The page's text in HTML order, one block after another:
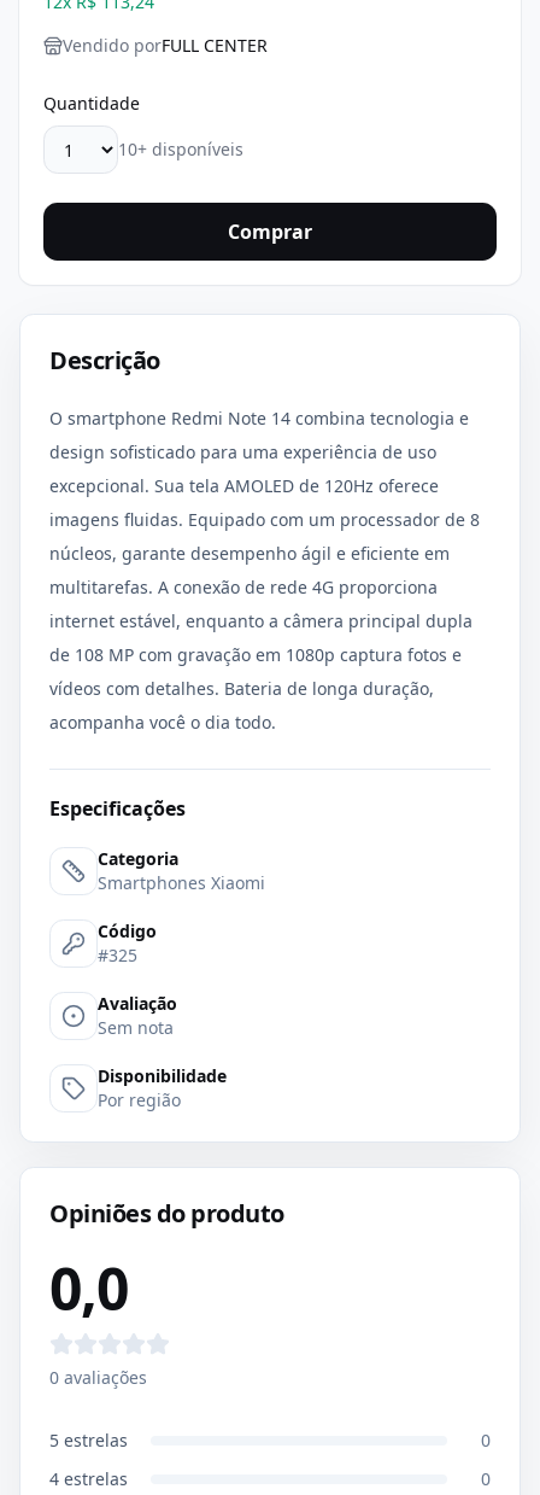
Vendido porFULL CENTER
Quantidade
10+ disponíveis
Comprar
Descrição
O smartphone Redmi Note 14 combina tecnologia e
design sofisticado para uma experiência de uso
excepcional. Sua tela AMOLED de 120Hz oferece
imagens fluidas. Equipado com um processador de 8
núcleos, garante desempenho ágil e eficiente em
multitarefas. A conexão de rede 4G proporciona
internet estável, enquanto a câmera principal dupla
de 108 MP com gravação em 1080p captura fotos e
vídeos com detalhes. Bateria de longa duração,
acompanha você o dia todo.
Especificações
Categoria
Smartphones Xiaomi
Código
#325
Avaliação
Sem nota
Disponibilidade
Por região
Opiniões do produto
0,0
0 avaliações
5 estrelas
0
4 estrelas 0